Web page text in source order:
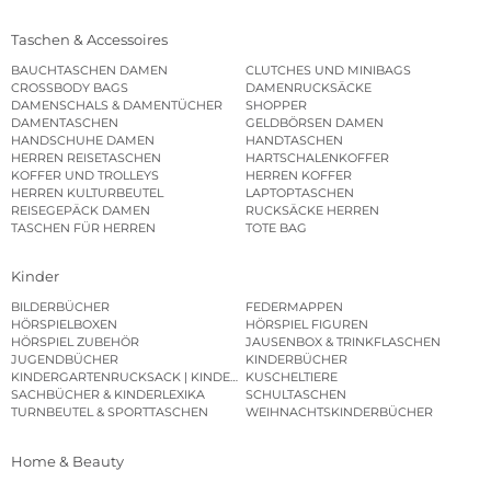
Taschen & Accessoires
BAUCHTASCHEN DAMEN
CLUTCHES UND MINIBAGS
CROSSBODY BAGS
DAMENRUCKSÄCKE
DAMENSCHALS & DAMENTÜCHER
SHOPPER
DAMENTASCHEN
GELDBÖRSEN DAMEN
HANDSCHUHE DAMEN
HANDTASCHEN
HERREN REISETASCHEN
HARTSCHALENKOFFER
KOFFER UND TROLLEYS
HERREN KOFFER
HERREN KULTURBEUTEL
LAPTOPTASCHEN
REISEGEPÄCK DAMEN
RUCKSÄCKE HERREN
TASCHEN FÜR HERREN
TOTE BAG
Kinder
BILDERBÜCHER
FEDERMAPPEN
HÖRSPIELBOXEN
HÖRSPIEL FIGUREN
HÖRSPIEL ZUBEHÖR
JAUSENBOX & TRINKFLASCHEN
JUGENDBÜCHER
KINDERBÜCHER
KINDERGARTENRUCKSACK | KINDERGARTENBEUTEL
KUSCHELTIERE
SACHBÜCHER & KINDERLEXIKA
SCHULTASCHEN
TURNBEUTEL & SPORTTASCHEN
WEIHNACHTSKINDERBÜCHER
Home & Beauty